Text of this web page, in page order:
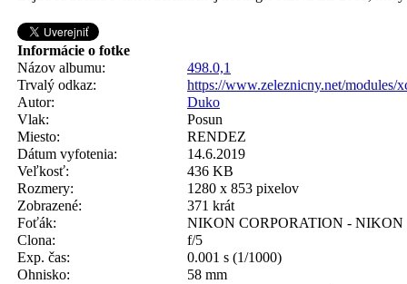
Informácie o fotke
Názov albumu:
498.0,1
Trvalý odkaz:
https://www.zeleznicny.net/modules/
Autor:
Duko
Vlak:
Posun
Miesto:
RENDEZ
Dátum vyfotenia:
14.6.2019
Veľkosť:
436 KB
Rozmery:
1280 x 853 pixelov
Zobrazené:
371 krát
Foťák:
NIKON CORPORATION - NIKON
Clona:
f/5
Exp. čas:
0.001 s (1/1000)
Ohnisko:
58 mm